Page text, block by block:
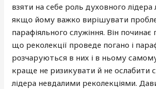
взяти на себе роль духовного лідера
якщо йому важко вирішувати
парафіяльного служіння. Він
що реколекції проведе погано і
розчаруються в них і в ньому
краще не ризикувати й не ослабити
лідера невдалими реколекціями.